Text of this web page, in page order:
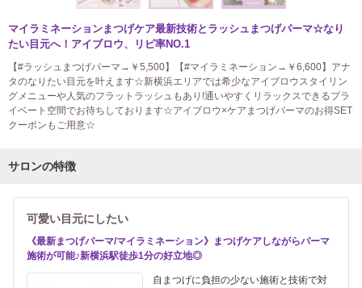
マイラミネーションまつげケア最新技術とラッシュまつげパーマ☆なり
たい目元へ！アイブロウ、リピ率NO.1
【#ラッシュまつげパーマ→￥5,500】【#マイラミネーション→￥6,600】アナ
タのなりたい目元を叶えます☆新横浜エリアでは希少なアイブロウスタイリン
グメニューや人気のフラットラッシュもあり!通いやすくリラックスできるプラ
イベート空間でお待ちしております☆アイブロウ×ケアまつげパーマのお得SET
クーポンもご用意☆
サロンの特徴
可愛い目元にしたい
《最新まつげパーマ/マイラミネーション》まつげケアしながらパーマ
施術が可能♪新横浜駅徒歩1分の好立地◎
自まつげに負担の少ない施術と技術で対